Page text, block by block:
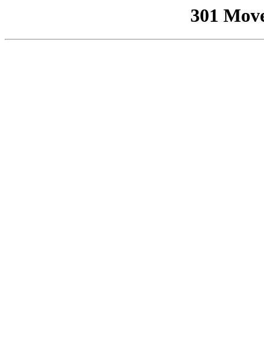
301